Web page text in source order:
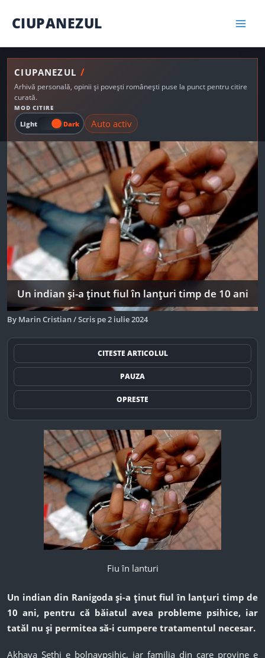
CIUPANEZUL
CIUPANEZUL /
Arhivă personală, opinii și povești românești puse la punct pentru citire
curată.
MOD CITIRE
Light Dark Auto activ
Un indian și-a ținut fiul în lanțuri timp de 10 ani
By Marin Cristian/Scris pe2 iulie 2024
CITESTE ARTICOLUL
PAUZA
OPRESTE
Fiu în lanturi
Un indian din Ranigoda și-a ținut fiul în lanțuri timp de
10 ani, pentru că băiatul avea probleme psihice, iar
tatăl nu și permitea să-i cumpere tratamentul necesar.
Akhaya Sethi e bolnavpsihic, iar familia din care provine e